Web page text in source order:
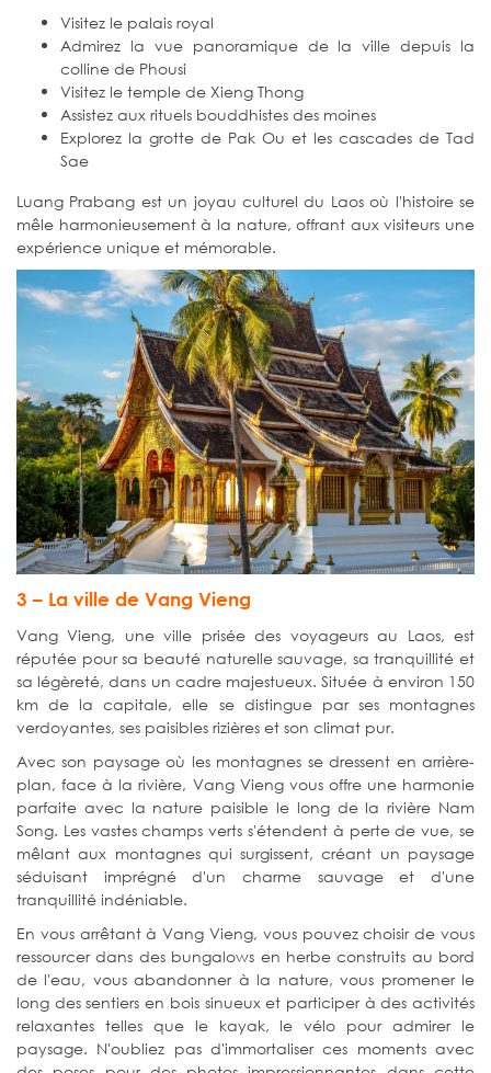
Visitez le palais royal
Admirez la vue panoramique de la ville depuis la
colline de Phousi
Visitez le temple de Xieng Thong
Assistez aux rituels bouddhistes des moines
Explorez la grotte de Pak Ou et les cascades de Tad
Sae
Luang Prabang est un joyau culturel du Laos où l'histoire se
mêle harmonieusement à la nature, offrant aux visiteurs une
expérience unique et mémorable.
3 – La ville de Vang Vieng
Vang Vieng, une ville prisée des voyageurs au Laos, est
réputée pour sa beauté naturelle sauvage, sa tranquillité et
sa légèreté, dans un cadre majestueux. Située à environ 150
km de la capitale, elle se distingue par ses montagnes
verdoyantes, ses paisibles rizières et son climat pur.
Avec son paysage où les montagnes se dressent en arrière-
plan, face à la rivière, Vang Vieng vous offre une harmonie
parfaite avec la nature paisible le long de la rivière Nam
Song. Les vastes champs verts s'étendent à perte de vue, se
mêlant aux montagnes qui surgissent, créant un paysage
séduisant imprégné d'un charme sauvage et d'une
tranquillité indéniable.
En vous arrêtant à Vang Vieng, vous pouvez choisir de vous
ressourcer dans des bungalows en herbe construits au bord
de l'eau, vous abandonner à la nature, vous promener le
long des sentiers en bois sinueux et participer à des activités
relaxantes telles que le kayak, le vélo pour admirer le
paysage. N'oubliez pas d'immortaliser ces moments avec